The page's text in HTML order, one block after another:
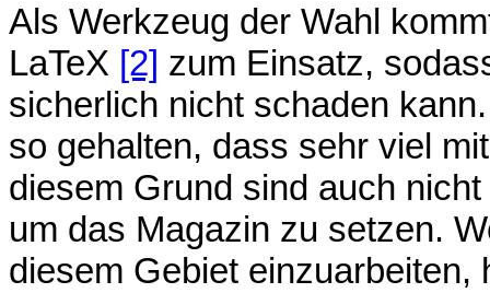
Als Werkzeug der Wahl
LaTeX [2] zum Einsatz,
sicherlich nicht schaden
so gehalten, dass sehr viel
diesem Grund sind auch
um das Magazin zu setzen.
diesem Gebiet einzuarbeiten,